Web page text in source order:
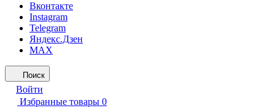
Вконтакте
Instagram
Telegram
Яндекс.Дзен
MAX
Поиск
Войти
Избранные товары 0